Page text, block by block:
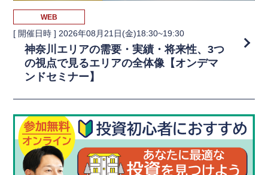
WEB
[ 開催日時 ] 2026年08月21日(金)18:30~19:30
神奈川エリアの需要・実績・将来性、3つ
の視点で見るエリアの全体像【オンデマ
ンドセミナー】